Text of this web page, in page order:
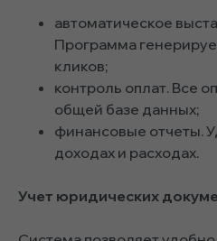
автоматическое
Программа
кликов;
контроль оплат. Все
общей базе данных;
финансовые отчеты.
доходах и расходах.
Учет юридических